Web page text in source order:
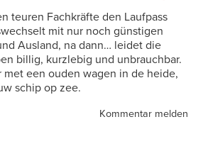
teuren Fachkräfte den Laufpass
mit nur noch günstigen
Ausland, na dann… leidet die
billig, kurzlebig und unbrauchbar.
met een ouden wagen in de heide,
schip op zee.
Kommentar melden